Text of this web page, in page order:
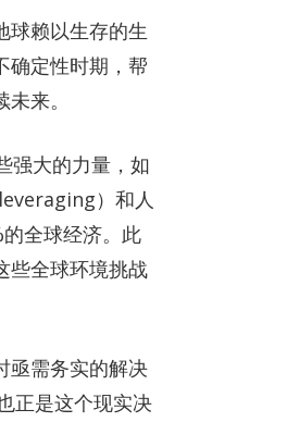
赖以生存的生
定性时期，帮
来。
强大的力量，如
）和人
全球经济。此
些全球环境挑战
亟需务实的解决
正是这个现实决